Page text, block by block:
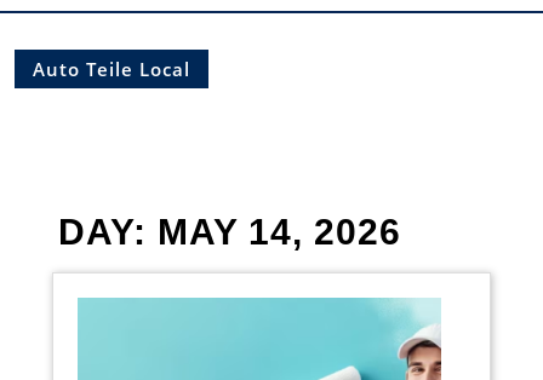
Auto Teile Local
DAY: MAY 14, 2026